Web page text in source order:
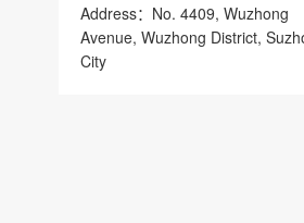
Address：No. 4409, Wuzhong
Avenue, Wuzhong District,
City